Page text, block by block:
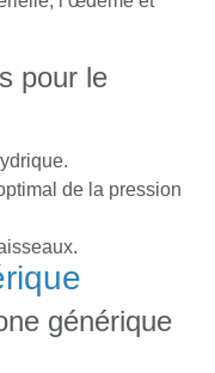
pour le
de la pression
générique